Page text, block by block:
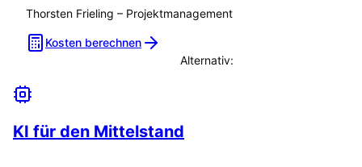
Thorsten Frieling – Projektmanagement
Kosten berechnen
Alternativ:
KI für den Mittelstand